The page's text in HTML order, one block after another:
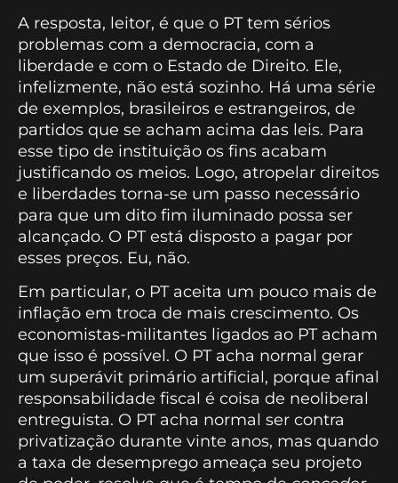
A resposta, leitor, é que o PT tem sérios
problemas com a democracia, com a
liberdade e com o Estado de Direito. Ele,
infelizmente, não está sozinho. Há uma série
de exemplos, brasileiros e estrangeiros, de
partidos que se acham acima das leis. Para
esse tipo de instituição os fins acabam
justificando os meios. Logo, atropelar direitos
e liberdades torna-se um passo necessário
para que um dito fim iluminado possa ser
alcançado. O PT está disposto a pagar por
esses preços. Eu, não.
Em particular, o PT aceita um pouco mais de
inflação em troca de mais crescimento. Os
economistas-militantes ligados ao PT acham
que isso é possível. O PT acha normal gerar
um superávit primário artificial, porque afinal
responsabilidade fiscal é coisa de neoliberal
entreguista. O PT acha normal ser contra
privatização durante vinte anos, mas quando
a taxa de desemprego ameaça seu projeto